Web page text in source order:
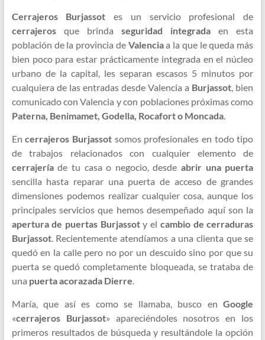
Cerrajeros Burjassot es un servicio profesional de
cerrajerosque brinda seguridad integrada en esta
población de la provincia de Valenciaa la que le queda más
bien poco para estar prácticamente integrada en el núcleo
urbano de la capital, les separan escasos 5 minutos por
cualquiera de las entradas desde Valencia a Burjassot, bien
comunicado con Valencia y con poblaciones próximas como
Paterna, Benimamet, Godella, Rocafort o Moncada.
Encerrajeros Burjassot somos profesionales en todo tipo
de trabajos relacionados con cualquier elemento de
cerrajeríade tu casa o negocio, desdeabrir una puerta
sencilla hasta reparar una puerta de acceso de grandes
dimensiones podemos realizar cualquier cosa, aunque los
principales servicios que hemos desempeñado aquí son la
apertura de puertas Burjassoty el cambio de cerraduras
Burjassot. Recientemente atendíamos a una clienta que se
quedó en la calle pero no por un descuido sino por que su
puerta se quedó completamente bloqueada, se trataba de
una puerta acorazada Dierre.
María, que así es como se llamaba, busco enGoogle
«cerrajeros Burjassot» apareciéndoles nosotros en los
primeros resultados de búsqueda y resultándole la opción